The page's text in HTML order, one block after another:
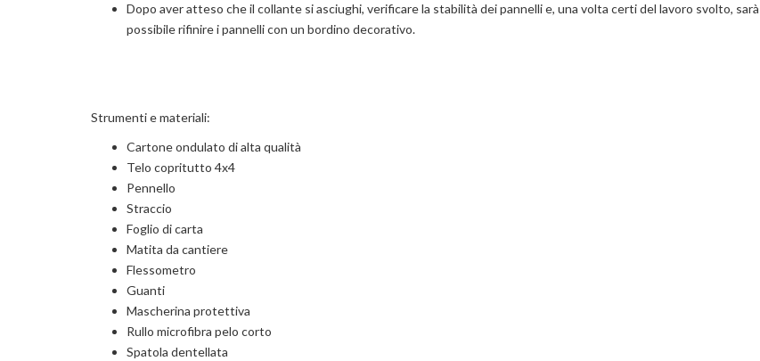
Dopo aver atteso che il collante si asciughi, verificare la stabilità dei pannelli e, una volta certi del lavoro svolto, sarà
possibile rifinire i pannelli con un bordino decorativo.
Strumenti e materiali:
Cartone ondulato di alta qualità
Telo copritutto 4x4
Pennello
Straccio
Foglio di carta
Matita da cantiere
Flessometro
Guanti
Mascherina protettiva
Rullo microfibra pelo corto
Spatola dentellata